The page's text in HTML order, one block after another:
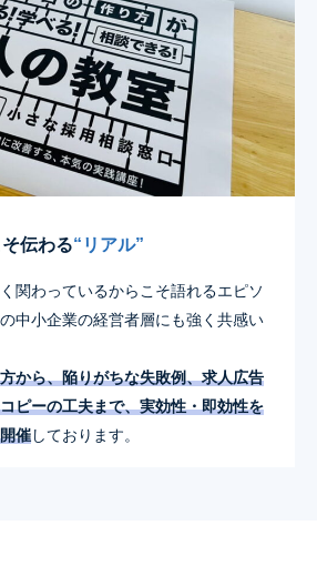
伝わる“リアル”
関わっているからこそ語れるエピソ
中小企業の経営者層にも強く共感い
から、陥りがちな失敗例、求人広告
ピーの工夫まで、実効性・即効性を
催しております。